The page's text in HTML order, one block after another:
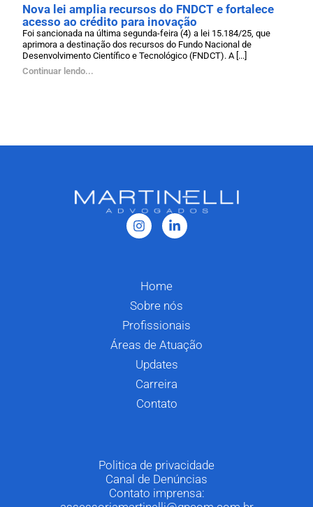
Nova lei amplia recursos do FNDCT e fortalece
acesso ao crédito para inovação
Foi sancionada na última segunda-feira (4) a lei 15.184/25, que
aprimora a destinação dos recursos do Fundo Nacional de
Desenvolvimento Científico e Tecnológico (FNDCT). A [...]
Continuar lendo...
Home
Sobre nós
Profissionais
Áreas de Atuação
Updates
Carreira
Contato
Politica de privacidade
Canal de Denúncias
Contato imprensa: